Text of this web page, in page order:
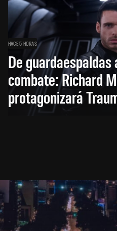
HACE 5 HORAS
De guardaespaldas
combate: Richard
protagonizará